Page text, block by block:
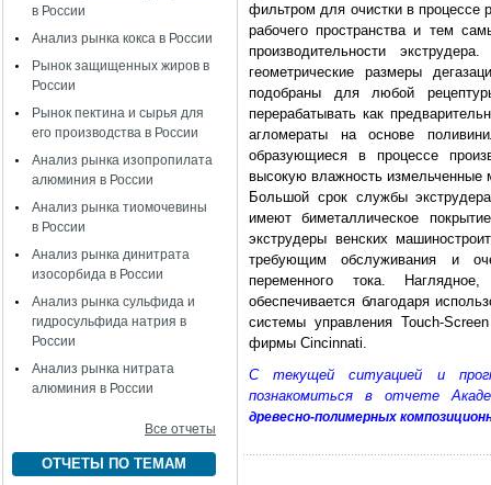
в России
Анализ рынка кокса в России
Рынок защищенных жиров в
России
Рынок пектина и сырья для
его производства в России
Анализ рынка изопропилата
алюминия в России
Анализ рынка тиомочевины
в России
Анализ рынка динитрата
изосорбида в России
Анализ рынка сульфида и
гидросульфида натрия в
России
Анализ рынка нитрата
алюминия в России
Все отчеты
ОТЧЕТЫ ПО ТЕМАМ
фильтром для очистки в процессе
рабочего пространства и тем
производительности
геометрические размеры
подобраны для любой
перерабатывать как
агломераты на основе
образующиеся в процессе
высокую влажность измельченные
Большой срок службы
имеют биметаллическое
экструдеры венских
требующим обслуживания и
переменного тока.
обеспечивается благодаря
системы управления Touch-
фирмы Cincinnati.
C текущей ситуацией и
познакомиться в отчете
древесно-полимерных